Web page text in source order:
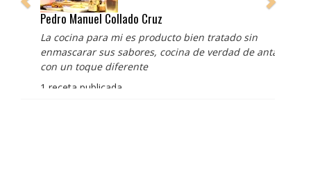
Pedro Manuel Collado Cruz
La cocina para mi es producto bien tratado sin
enmascarar sus sabores, cocina de verdad de antaño
con un toque diferente
1 receta publicada